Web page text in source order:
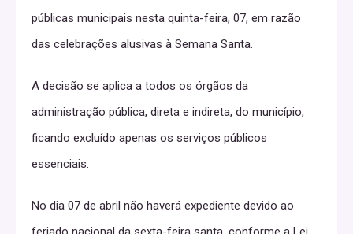
públicas municipais nesta quinta-feira, 07, em razão
das celebrações alusivas à Semana Santa.
A decisão se aplica a todos os órgãos da
administração pública, direta e indireta, do município,
ficando excluído apenas os serviços públicos
essenciais.
No dia 07 de abril não haverá expediente devido ao